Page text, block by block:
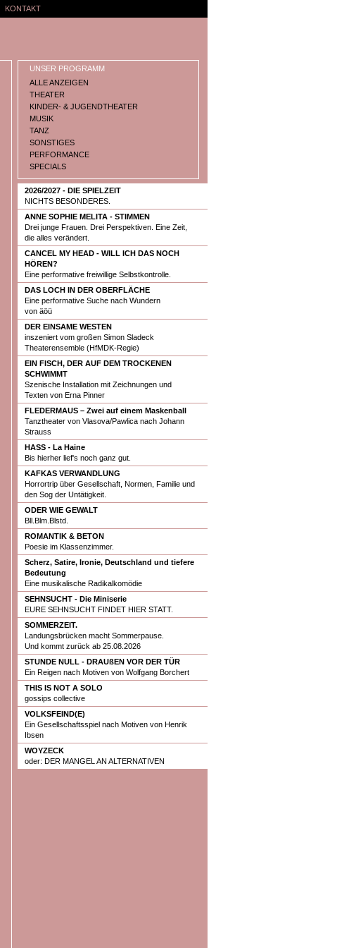
KONTAKT
UNSER PROGRAMM
ALLE ANZEIGEN
THEATER
KINDER- & JUGENDTHEATER
MUSIK
TANZ
SONSTIGES
PERFORMANCE
SPECIALS
2026/2027 - DIE SPIELZEIT
NICHTS BESONDERES.
ANNE SOPHIE MELITA - STIMMEN
Drei junge Frauen. Drei Perspektiven. Eine Zeit,
die alles verändert.
CANCEL MY HEAD - WILL ICH DAS NOCH
HÖREN?
Eine performative freiwillige Selbstkontrolle.
DAS LOCH IN DER OBERFLÄCHE
Eine performative Suche nach Wundern
von äöü
DER EINSAME WESTEN
inszeniert vom großen Simon Sladeck
Theaterensemble (HfMDK-Regie)
EIN FISCH, DER AUF DEM TROCKENEN
SCHWIMMT
Szenische Installation mit Zeichnungen und
Texten von Erna Pinner
FLEDERMAUS – Zwei auf einem Maskenball
Tanztheater von Vlasova/Pawlica nach Johann
Strauss
HASS - La Haine
Bis hierher lief's noch ganz gut.
KAFKAS VERWANDLUNG
Horrortrip über Gesellschaft, Normen, Familie und
den Sog der Untätigkeit.
ODER WIE GEWALT
Bll.Blm.Blstd.
ROMANTIK & BETON
Poesie im Klassenzimmer.
Scherz, Satire, Ironie, Deutschland und tiefere
Bedeutung
Eine musikalische Radikalkomödie
SEHNSUCHT - Die Miniserie
EURE SEHNSUCHT FINDET HIER STATT.
SOMMERZEIT.
Landungsbrücken macht Sommerpause.
Und kommt zurück ab 25.08.2026
STUNDE NULL - DRAUßEN VOR DER TÜR
Ein Reigen nach Motiven von Wolfgang Borchert
THIS IS NOT A SOLO
gossips collective
VOLKSFEIND(E)
Ein Gesellschaftsspiel nach Motiven von Henrik
Ibsen
WOYZECK
oder: DER MANGEL AN ALTERNATIVEN